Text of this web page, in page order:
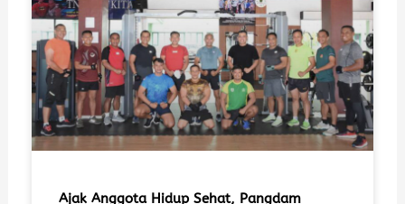
Ajak Anggota Hidup Sehat, Pangdam